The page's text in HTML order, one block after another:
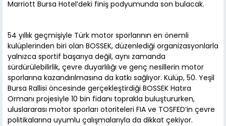
Marriott Bursa Hotel‘deki finiş podyumunda son bulacak.
54 yıllık geçmişiyle Türk motor sporlarının en önemli
kulüplerinden biri olan BOSSEK, düzenlediği organizasyonlarla
yalnızca sportif başarıya değil, aynı zamanda
sürdürülebilirlik, çevre duyarlılığı ve genç nesillerin motor
sporlarına kazandırılmasına da katkı sağlıyor. Kulüp, 50. Yeşil
Bursa Rallisi öncesinde gerçekleştirdiği BOSSEK Hatıra
Ormanı projesiyle 10 bin fidanı toprakla buluştururken,
uluslararası motor sporları otoriteleri FIA ve TOSFED’in çevre
politikalarına uyumlu çalışmalarıyla da dikkat çekiyor.